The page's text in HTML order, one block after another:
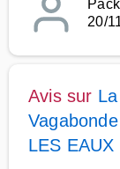
20/
Avis sur
Vagabonde
LES EAUX